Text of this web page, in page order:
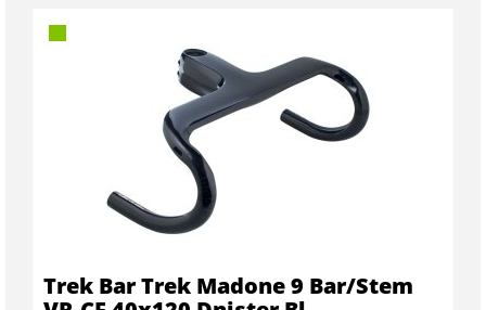
Trek Bar Trek Madone 9 Bar/Stem